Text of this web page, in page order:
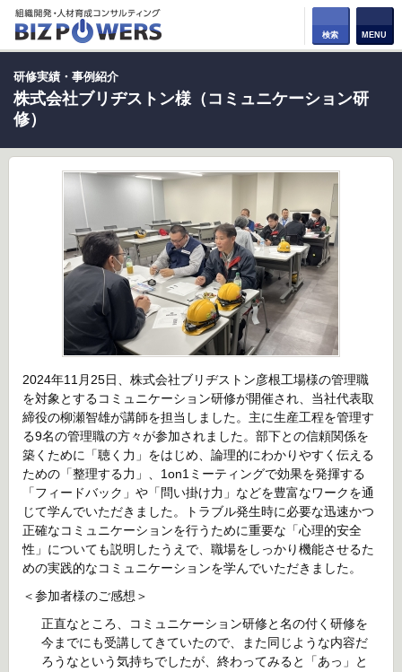
検索 MENU
研修実績・事例紹介
株式会社ブリヂストン様（コミュニケーション研
修）
2024年11月25日、株式会社ブリヂストン彦根工場様の管理職
を対象とするコミュニケーション研修が開催され、当社代表取
締役の柳瀬智雄が講師を担当しました。主に生産工程を管理す
る9名の管理職の方々が参加されました。部下との信頼関係を
築くために「聴く力」をはじめ、論理的にわかりやすく伝える
ための「整理する力」、1on1ミーティングで効果を発揮する
「フィードバック」や「問い掛け力」などを豊富なワークを通
じて学んでいただきました。トラブル発生時に必要な迅速かつ
正確なコミュニケーションを行うために重要な「心理的安全
性」についても説明したうえで、職場をしっかり機能させるた
めの実践的なコミュニケーションを学んでいただきました。
＜参加者様のご感想＞
正直なところ、コミュニケーション研修と名の付く研修を
今までにも受講してきていたので、また同じような内容だ
ろうなという気持ちでしたが、終わってみると「あっ」と